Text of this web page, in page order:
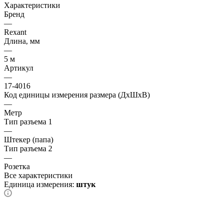
Характеристики
Бренд
—
Rexant
Длина, мм
—
5 м
Артикул
—
17-4016
Код единицы измерения размера (ДхШхВ)
—
Метр
Тип разъема 1
—
Штекер (папа)
Тип разъема 2
—
Розетка
Все характеристики
Единица измерения: штук